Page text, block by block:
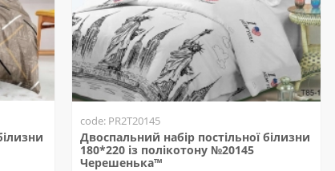
code: PR2T20145
Двоспальний набір постільної білизни
180*220 із полікотону №20145
Черешенька™